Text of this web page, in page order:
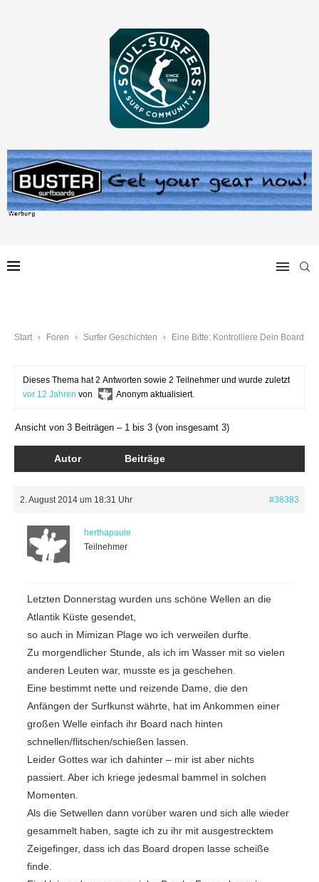
Start › Foren › Surfer Geschichten › Eine Bitte: Kontrolliere Dein Board
Dieses Thema hat 2 Antworten sowie 2 Teilnehmer und wurde zuletzt
vor 12 Jahren von Anonym aktualisiert.
Ansicht von 3 Beiträgen – 1 bis 3 (von insgesamt 3)
Autor Beiträge
2. August 2014 um 18:31 Uhr #38383
herthapaule
Teilnehmer
Letzten Donnerstag wurden uns schöne Wellen an die
Atlantik Küste gesendet,
so auch in Mimizan Plage wo ich verweilen durfte.
Zu morgendlicher Stunde, als ich im Wasser mit so vielen
anderen Leuten war, musste es ja geschehen.
Eine bestimmt nette und reizende Dame, die den
Anfängen der Surfkunst währte, hat im Ankommen einer
großen Welle einfach ihr Board nach hinten
schnellen/flitschen/schießen lassen.
Leider Gottes war ich dahinter – mir ist aber nichts
passiert. Aber ich kriege jedesmal bammel in solchen
Momenten.
Als die Setwellen dann vorüber waren und sich alle wieder
gesammelt haben, sagte ich zu ihr mit ausgestrecktem
Zeigefinger, dass ich das Board dropen lasse scheiße
finde.